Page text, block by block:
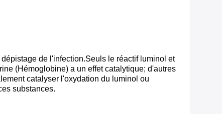
de l'infection.Seuls le réactif luminol et
(Hémoglobine) a un effet catalytique; d'autres
catalyser l'oxydation du luminol ou
substances.